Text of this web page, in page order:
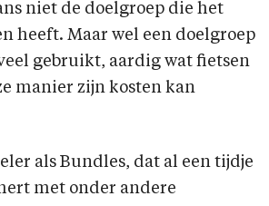
niet de doelgroep die het
heeft. Maar wel een doelgroep
gebruikt, aardig wat fietsen
manier zijn kosten kan
als Bundles, dat al een tijdje
met onder andere